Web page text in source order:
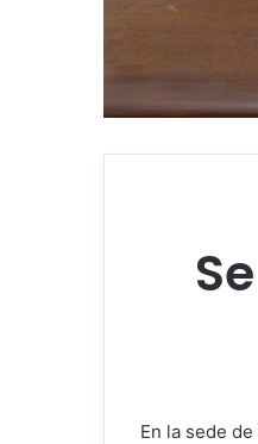
En la sede